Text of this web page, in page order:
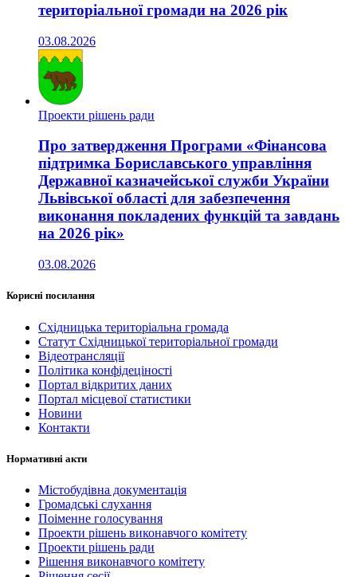
територіальної громади на 2026 рік
03.08.2026
Проекти рішень ради
Про затвердження Програми «Фінансова
підтримка Бориславського управління
Державної казначейської служби України
Львівської області для забезпечення
виконання покладених функцій та завдань
на 2026 рік»
03.08.2026
Корисні посилання
Східницька територіальна громада
Статут Східницької територіальної громади
Відеотрансляції
Політика конфідеціності
Портал відкритих даних
Портал місцевої статистики
Новини
Контакти
Нормативні акти
Містобудівна документація
Громадські слухання
Поіменне голосування
Проекти рішень виконавчого комітету
Проекти рішень ради
Рішення виконавчого комітету